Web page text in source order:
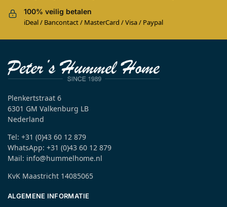
100% veilig betalen
iDeal / Bancontact / MasterCard / Visa / Paypal
Plenkertstraat 6
6301 GM Valkenburg LB
Nederland
Tel: +31 (0)43 60 12 879
WhatsApp: +31 (0)43 60 12 879
Mail: info@hummelhome.nl
KvK Maastricht 14085065
ALGEMENE INFORMATIE